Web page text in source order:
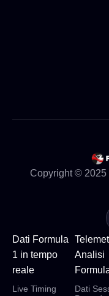
Copyright © 2025
Dati Formula
1 in tempo
reale
Live Timing
Analisi
Dati